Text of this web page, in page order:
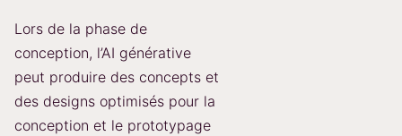
Lors de la phase de
conception, l’AI générative
peut produire des concepts et
des designs optimisés pour la
conception et le prototypage